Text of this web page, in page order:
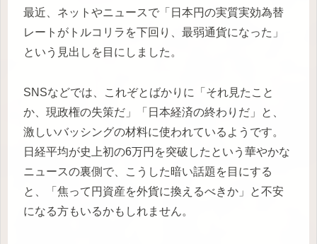
最近、ネットやニュースで「日本円の実質実効為替
レートがトルコリラを下回り、最弱通貨になった」
という見出しを目にしました。
SNSなどでは、これぞとばかりに「それ見たこと
か、現政権の失策だ」「日本経済の終わりだ」と、
激しいバッシングの材料に使われているようです。
日経平均が史上初の6万円を突破したという華やかな
ニュースの裏側で、こうした暗い話題を目にする
と、「焦って円資産を外貨に換えるべきか」と不安
になる方もいるかもしれません。